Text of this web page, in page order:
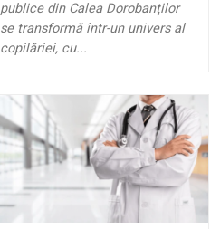
publice din Calea Dorobanţilor
se transformă într-un univers al
copilăriei, cu...